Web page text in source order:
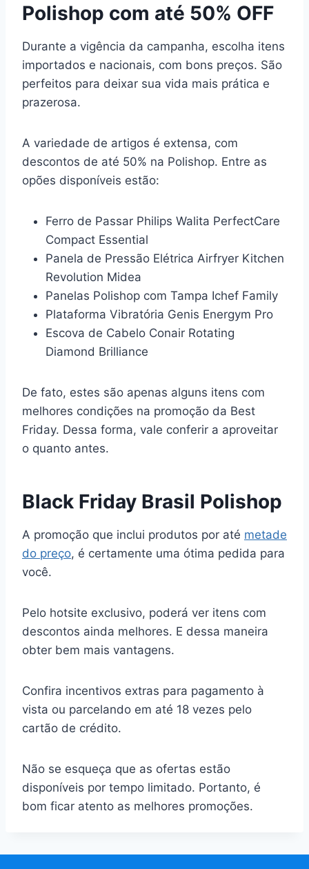
Polishop com até 50% OFF
Durante a vigência da campanha, escolha itens
importados e nacionais, com bons preços. São
perfeitos para deixar sua vida mais prática e
prazerosa.
A variedade de artigos é extensa, com
descontos de até 50% na Polishop. Entre as
opões disponíveis estão:
Ferro de Passar Philips Walita PerfectCare
Compact Essential
Panela de Pressão Elétrica Airfryer Kitchen
Revolution Midea
Panelas Polishop com Tampa Ichef Family
Plataforma Vibratória Genis Energym Pro
Escova de Cabelo Conair Rotating
Diamond Brilliance
De fato, estes são apenas alguns itens com
melhores condições na promoção da Best
Friday. Dessa forma, vale conferir a aproveitar
o quanto antes.
Black Friday Brasil Polishop
A promoção que inclui produtos por até metade
do preço, é certamente uma ótima pedida para
você.
Pelo hotsite exclusivo, poderá ver itens com
descontos ainda melhores. E dessa maneira
obter bem mais vantagens.
Confira incentivos extras para pagamento à
vista ou parcelando em até 18 vezes pelo
cartão de crédito.
Não se esqueça que as ofertas estão
disponíveis por tempo limitado. Portanto, é
bom ficar atento as melhores promoções.